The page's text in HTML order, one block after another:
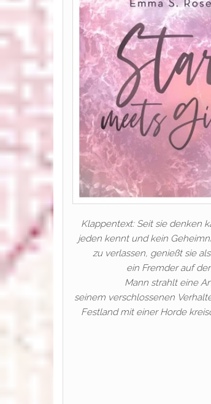
Klappentext: Seit sie denken
jeden kennt und kein
zu verlassen, genießt sie
ein Fremder auf
Mann strahlt eine
seinem verschlossenen
Festland mit einer Horde